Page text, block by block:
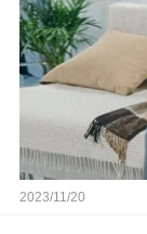
2023/11/20